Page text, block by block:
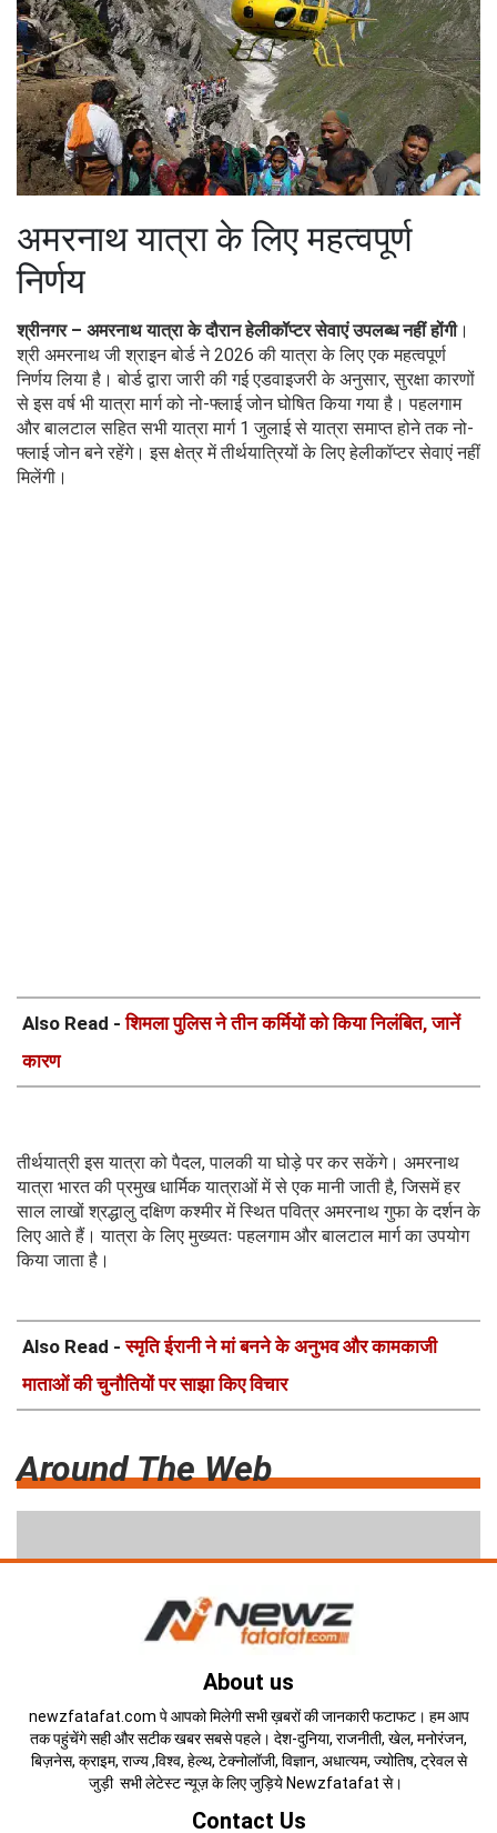
अमरनाथ यात्रा के लिए महत्वपूर्ण
निर्णय
श्रीनगर – अमरनाथ यात्रा के दौरान हेलीकॉप्टर सेवाएं उपलब्ध नहीं होंगी।
श्री अमरनाथ जी श्राइन बोर्ड ने 2026 की यात्रा के लिए एक महत्वपूर्ण
निर्णय लिया है। बोर्ड द्वारा जारी की गई एडवाइजरी के अनुसार, सुरक्षा कारणों
से इस वर्ष भी यात्रा मार्ग को नो-फ्लाई जोन घोषित किया गया है। पहलगाम
और बालटाल सहित सभी यात्रा मार्ग 1 जुलाई से यात्रा समाप्त होने तक नो-
फ्लाई जोन बने रहेंगे। इस क्षेत्र में तीर्थयात्रियों के लिए हेलीकॉप्टर सेवाएं नहीं
मिलेंगी।
Also Read -शिमला पुलिस ने तीन कर्मियों को किया निलंबित, जानें
कारण
तीर्थयात्री इस यात्रा को पैदल, पालकी या घोड़े पर कर सकेंगे। अमरनाथ
यात्रा भारत की प्रमुख धार्मिक यात्राओं में से एक मानी जाती है, जिसमें हर
साल लाखों श्रद्धालु दक्षिण कश्मीर में स्थित पवित्र अमरनाथ गुफा के दर्शन के
लिए आते हैं। यात्रा के लिए मुख्यतः पहलगाम और बालटाल मार्ग का उपयोग
किया जाता है।
Also Read -स्मृति ईरानी ने मां बनने के अनुभव और कामकाजी
माताओं की चुनौतियों पर साझा किए विचार
Around The Web
About us
newzfatafat.com पे आपको मिलेगी सभी ख़बरों की जानकारी फटाफट। हम आप
तक पहुंचेंगे सही और सटीक खबर सबसे पहले। देश-दुनिया, राजनीती, खेल, मनोरंजन,
बिज़नेस, क्राइम, राज्य ,विश्व, हेल्थ, टेक्नोलॉजी, विज्ञान, अधात्यम, ज्योतिष, ट्रेवल से
जुड़ी सभी लेटेस्ट न्यूज़ के लिए जुड़िये Newzfatafat से।
Contact Us